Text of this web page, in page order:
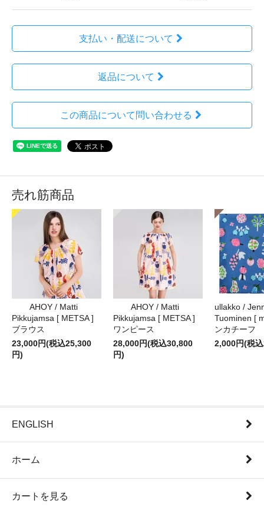
支払い・配送について
返品について
この商品について問い合わせる
売れ筋商品
AHOY / Matti
Pikkujamsa [ METSA ]
ブラウス
23,000円(税込25,300
円)
AHOY / Matti
Pikkujamsa [ METSA ]
ワンピース
28,000円(税込30,800
円)
ullakko /
Tuominen [
ンカチーフ
2,000円(税
ENGLISH
ホーム
カートを見る